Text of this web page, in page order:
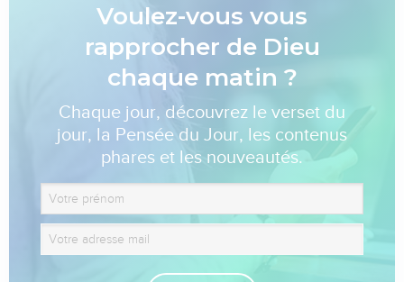
Voulez-vous vous
rapprocher de Dieu
chaque matin ?
Chaque jour, découvrez le verset du
jour, la Pensée du Jour, les contenus
phares et les nouveautés.